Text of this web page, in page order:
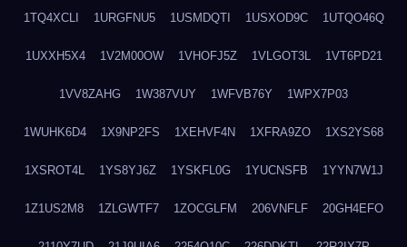
1TQ4XCLI 1URGFNU5 1USMDQTI 1USXOD9C 1UTQO46Q
1UXXH5X4 1V2M00OW 1VHOFJ5Z 1VLGOT3L 1VT6PD21
1VV8ZAHG 1W387VUY 1WFVB76Y 1WPX7P03
1WUHK6D4 1X9NP2FS 1XEHVF4N 1XFRA9ZO 1XS2YS68
1XSROT4L 1YS8YJ6Z 1YSKFL0G 1YUCNSFB 1YYN7W1J
1Z1US2M8 1ZLGWTF7 1ZOCGLFM 206VNFLF 20GH4EFO